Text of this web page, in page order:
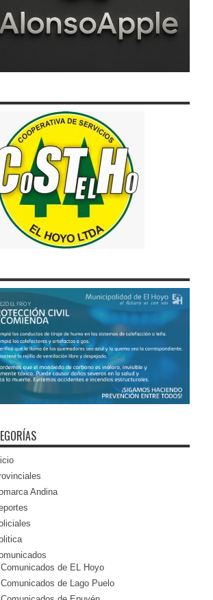
Andina
Comunicados de EL Hoyo
Comunicados de Lago Puelo